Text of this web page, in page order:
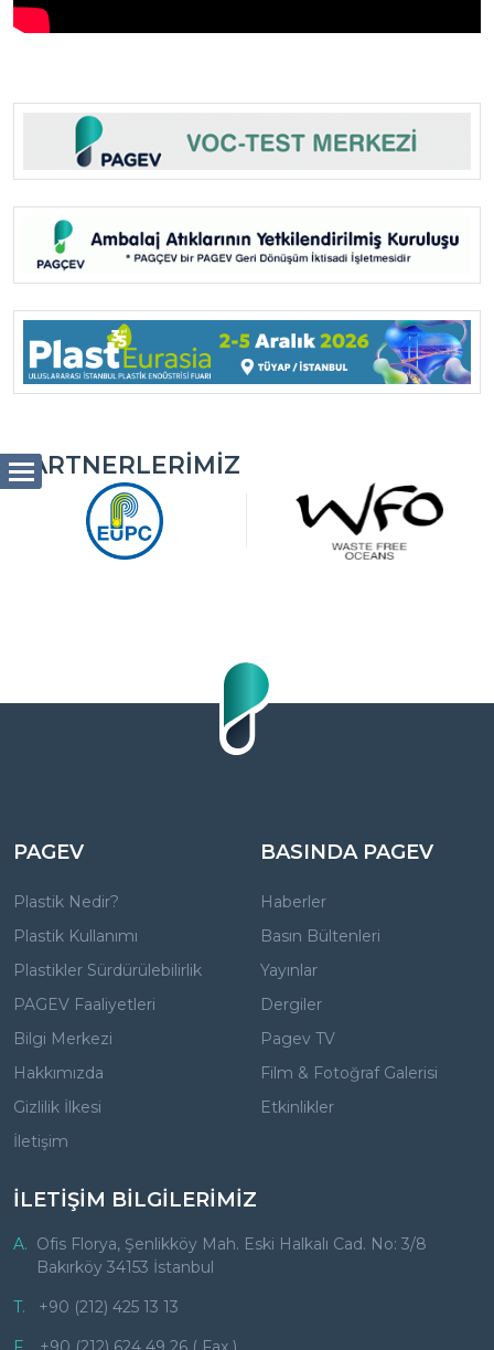
PARTNERLERIMIZ
PAGEV
Plastik Nedir?
Plastik Kullanımı
Plastikler Sürdürülebilirlik
PAGEV Faaliyetleri
Bilgi Merkezi
Hakkımızda
Gizlilik İlkesi
İletişim
BASINDA PAGEV
Haberler
Basın Bültenleri
Yayınlar
Dergiler
Pagev TV
Film & Fotoğraf Galerisi
Etkinlikler
İLETİŞİM BİLGİLERİMİZ
A. Ofis Florya, Şenlikköy Mah. Eski Halkalı Cad. No: 3/8
Bakırköy 34153 İstanbul
T.
+90 (212) 425 13 13